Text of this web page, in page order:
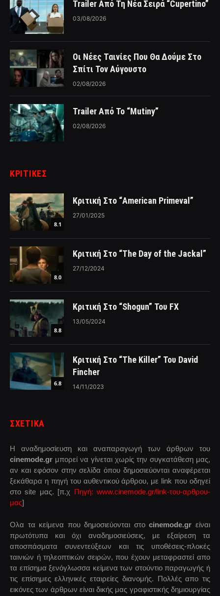
Trailer Από Τη Νέα Σειρά “Cupertino”
03/08/2026
Οι Νέες Ταινίες Που Θα Δούμε Στο
Σπίτι Τον Αύγουστο
02/08/2026
Trailer Από Το “Mutiny”
02/08/2026
ΚΡΙΤΙΚΈΣ
8.1
Κριτική Στο “American Primeval”
27/01/2025
8.0
Κριτική Στο “The Day of the Jackal”
27/12/2024
8.8
Κριτική Στο “Shogun” Του FX
13/05/2024
6.8
Κριτική Στο “The Killer” Του David
Fincher
14/11/2023
ΣΧΕΤΙΚΑ
Η αναδημοσίευση και αναπαραγωγή των άρθρων του
cinemode.gr μπορεί να γίνεται χωρίς την συγκατάθεση μας,
αν και εφόσον στην σελίδα όπου δημοσιεύονται αναφέρεται
ξεκάθαρα η πηγή του αυθεντικού άρθρου, με link που οδηγεί
στο site μας. [π.χ Πηγή: www.cinemode.gr/link-του-αρθρου-
μας]
Ολα τα κείμενα που δημοσιεύονται στοcinemode.gr είναι
πρωτότυπα και όχι αναδημοσιεύσεις, με εξαίρεση τα
αποσπάσματα συνεντεύξεων και τις υποθέσεις-πλοκές
ταινιών ή τηλεοπτικών σειρών, που έχουν μεταφραστεί απο
τα επίσημα ξενόγλωσσα κείμενα των στούντιο παραγωγής ή
τις επίσημες ελληνικές εταιρείες διανομής. Πολλές απο τις
εικόνες των άρθρων είναι δικής μας γραφιστικής δημιουργίας